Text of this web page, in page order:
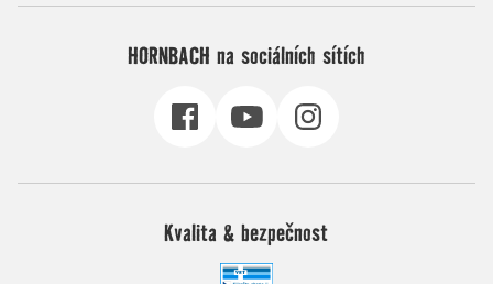
HORNBACH na sociálních sítích
Kvalita & bezpečnost